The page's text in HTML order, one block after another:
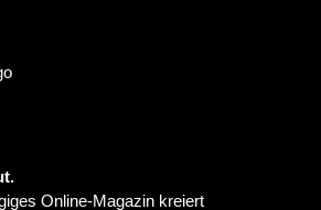
Online-Magazin kreiert